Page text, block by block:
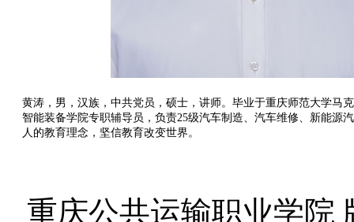
黄涛，男，汉族，中共党员，硕士，讲师。毕业于重庆师范大学马
智能装备学院专职辅导员，负责25级汽车制造、汽车维修、新能源
人的教育理念，坚信教育改变世界。
重庆公共运输职业学院